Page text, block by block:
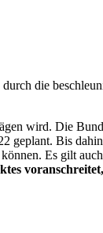
die
wird. Die
geplant. Bis
Es gilt